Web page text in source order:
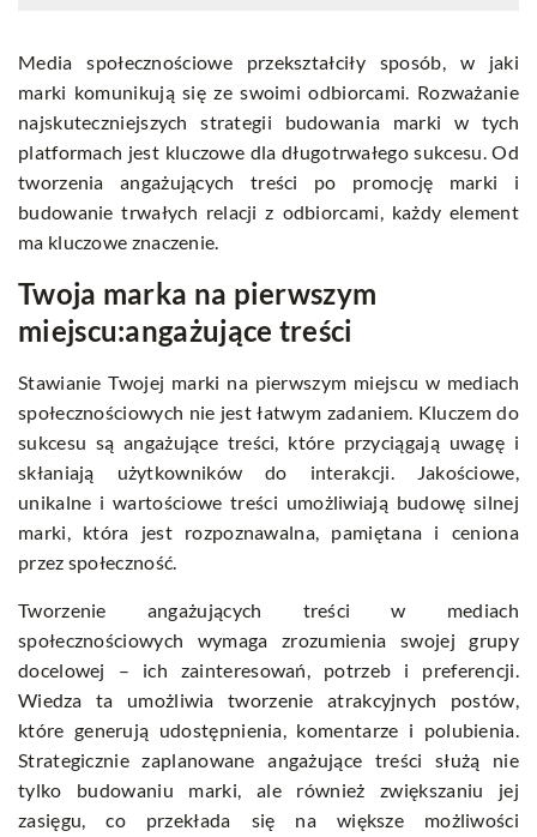
Media społecznościowe przekształciły sposób, w jaki
marki komunikują się ze swoimi odbiorcami. Rozważanie
najskuteczniejszych strategii budowania marki w tych
platformach jest kluczowe dla długotrwałego sukcesu. Od
tworzenia angażujących treści po promocję marki i
budowanie trwałych relacji z odbiorcami, każdy element
ma kluczowe znaczenie.
Twoja marka na pierwszym
miejscu:angażujące treści
Stawianie Twojej marki na pierwszym miejscu w mediach
społecznościowych nie jest łatwym zadaniem. Kluczem do
sukcesu są angażujące treści, które przyciągają uwagę i
skłaniają użytkowników do interakcji. Jakościowe,
unikalne i wartościowe treści umożliwiają budowę silnej
marki, która jest rozpoznawalna, pamiętana i ceniona
przez społeczność.
Tworzenie angażujących treści w mediach
społecznościowych wymaga zrozumienia swojej grupy
docelowej – ich zainteresowań, potrzeb i preferencji.
Wiedza ta umożliwia tworzenie atrakcyjnych postów,
które generują udostępnienia, komentarze i polubienia.
Strategicznie zaplanowane angażujące treści służą nie
tylko budowaniu marki, ale również zwiększaniu jej
zasięgu, co przekłada się na większe możliwości